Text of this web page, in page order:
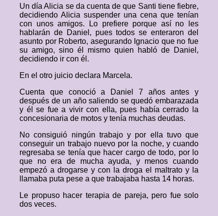
Un día Alicia se da cuenta de que Santi tiene fiebre,
decidiendo Alicia suspender una cena que tenían
con unos amigos. Lo prefiere porque así no les
hablarán de Daniel, pues todos se enteraron del
asunto por Roberto, asegurando Ignacio que no fue
su amigo, sino él mismo quien habló de Daniel,
decidiendo ir con él.
En el otro juicio declara Marcela.
Cuenta que conoció a Daniel 7 años antes y
después de un año saliendo se quedó embarazada
y él se fue a vivir con ella, pues había cerrado la
concesionaria de motos y tenía muchas deudas.
No consiguió ningún trabajo y por ella tuvo que
conseguir un trabajo nuevo por la noche, y cuando
regresaba se tenía que hacer cargo de todo, por lo
que no era de mucha ayuda, y menos cuando
empezó a drogarse y con la droga el maltrato y la
llamaba puta pese a que trabajaba hasta 14 horas.
Le propuso hacer terapia de pareja, pero fue solo
dos veces.